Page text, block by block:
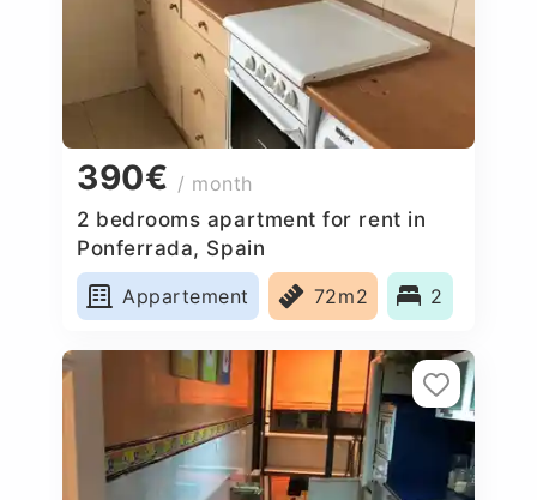
390€ / month
2 bedrooms apartment for rent in
Ponferrada, Spain
Appartement
72m2 2